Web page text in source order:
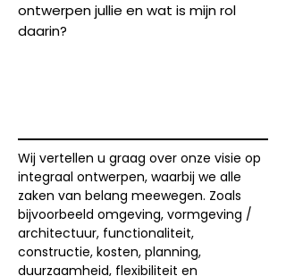
ontwerpen jullie en wat is mijn rol
daarin?
Wij vertellen u graag over onze visie op
integraal ontwerpen, waarbij we alle
zaken van belang meewegen. Zoals
bijvoorbeeld omgeving, vormgeving /
architectuur, functionaliteit,
constructie, kosten, planning,
duurzaamheid, flexibiliteit en